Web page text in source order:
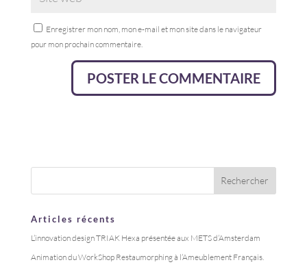
Enregistrer mon nom, mon e-mail et mon site dans le navigateur
pour mon prochain commentaire.
Articles récents
L’innovation design TRIAK Hexa présentée aux METS d’Amsterdam
Animation du WorkShop Restaumorphing à l’Ameublement Français.